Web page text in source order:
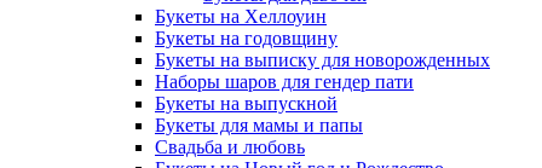
Букеты на Хеллоуин
Букеты на годовщину
Букеты на выписку для новорожденных
Наборы шаров для гендер пати
Букеты на выпускной
Букеты для мамы и папы
Свадьба и любовь